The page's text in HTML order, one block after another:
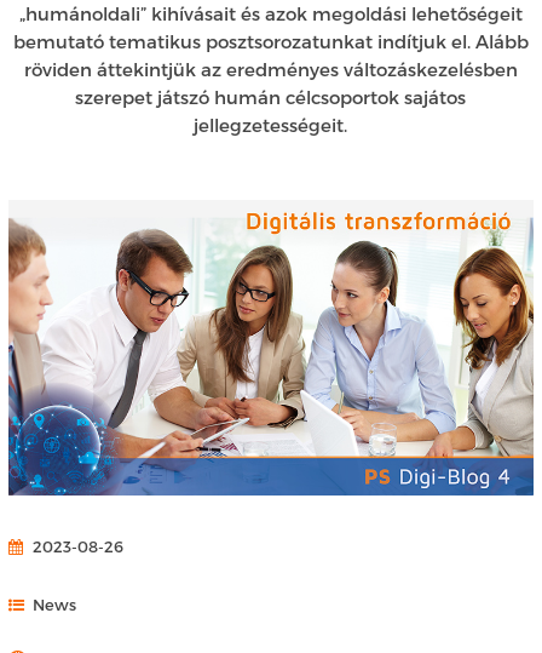
„humánoldali” kihívásait és azok megoldási lehetőségeit
bemutató tematikus posztsorozatunkat indítjuk el. Alább
röviden áttekintjük az eredményes változáskezelésben
szerepet játszó humán célcsoportok sajátos
jellegzetességeit.
2023-08-26
News